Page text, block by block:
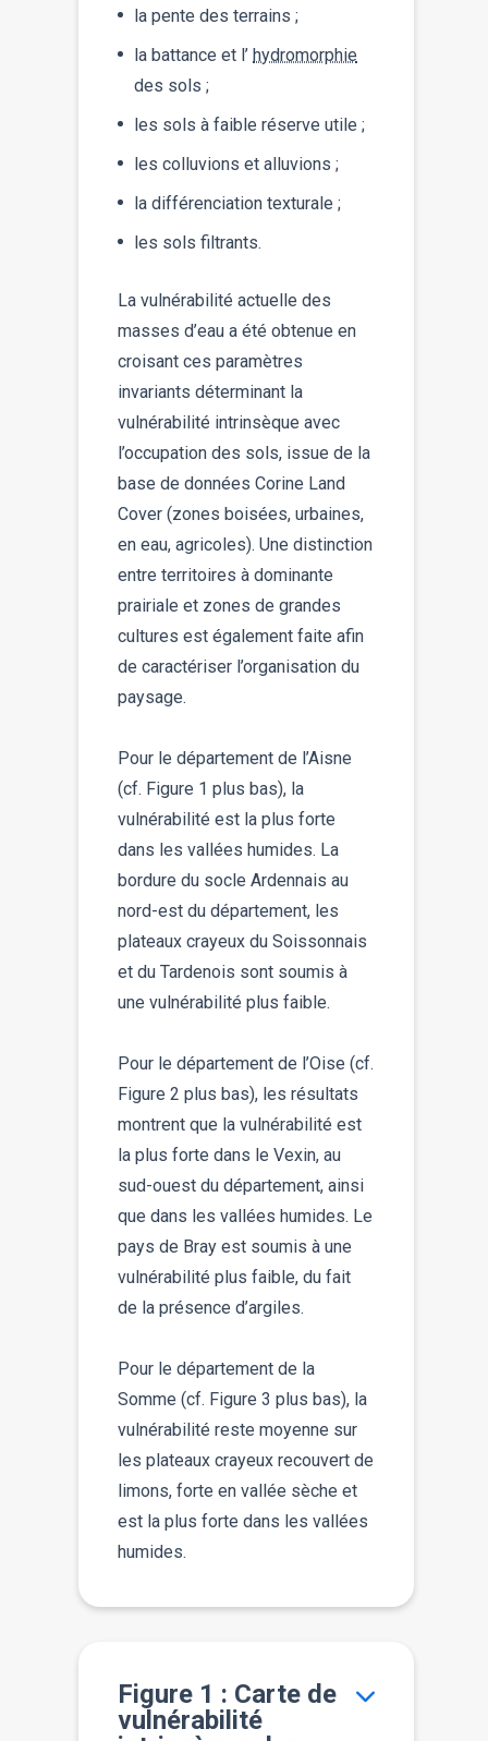
la pente des terrains ;
la battance et l’ hydromorphie
des sols ;
les sols à faible réserve utile ;
les colluvions et alluvions ;
la différenciation texturale ;
les sols filtrants.
La vulnérabilité actuelle des
masses d’eau a été obtenue en
croisant ces paramètres
invariants déterminant la
vulnérabilité intrinsèque avec
l’occupation des sols, issue de la
base de données Corine Land
Cover (zones boisées, urbaines,
en eau, agricoles). Une distinction
entre territoires à dominante
prairiale et zones de grandes
cultures est également faite afin
de caractériser l’organisation du
paysage.
Pour le département de l’Aisne
(cf. Figure 1 plus bas), la
vulnérabilité est la plus forte
dans les vallées humides. La
bordure du socle Ardennais au
nord-est du département, les
plateaux crayeux du Soissonnais
et du Tardenois sont soumis à
une vulnérabilité plus faible.
Pour le département de l’Oise (cf.
Figure 2 plus bas), les résultats
montrent que la vulnérabilité est
la plus forte dans le Vexin, au
sud-ouest du département, ainsi
que dans les vallées humides. Le
pays de Bray est soumis à une
vulnérabilité plus faible, du fait
de la présence d’argiles.
Pour le département de la
Somme (cf. Figure 3 plus bas), la
vulnérabilité reste moyenne sur
les plateaux crayeux recouvert de
limons, forte en vallée sèche et
est la plus forte dans les vallées
humides.
Figure 1 : Carte de
vulnérabilité